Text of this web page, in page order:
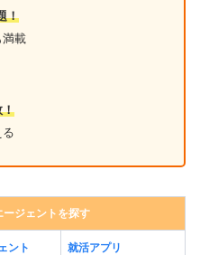
！
満載
！
ジェントを探す
ント 就活アプリ